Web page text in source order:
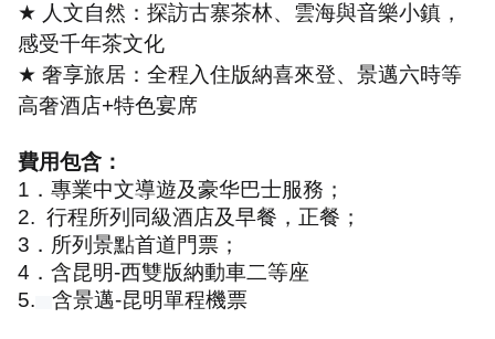
★ 人文自然：探訪古寨茶林、雲海與音樂小鎮，
感受千年茶文化
★ 奢享旅居：全程入住版納喜來登、景邁六時等
高奢酒店+特色宴席
費用包含：
1 ．專業中文導遊及豪华巴士服務；
2. 行程所列同級酒店及早餐，正餐；
3 ．所列景點首道門票；
4 ．含昆明-西雙版納動車二等座
5.
含景邁-昆明單程機票